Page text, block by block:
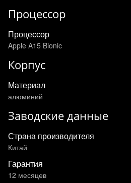
Процессор
Процессор
Apple A15 Bionic
Корпус
Материал
алюминий
Заводские данные
Страна производителя
Китай
Гарантия
12 месяцев